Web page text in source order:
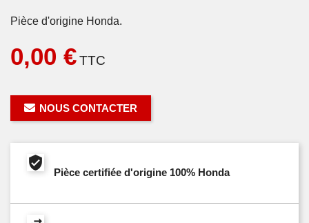
Pièce d'origine Honda.
0,00 €TTC
NOUS CONTACTER
Pièce certifiée d'origine 100% Honda